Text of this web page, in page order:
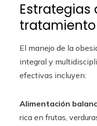
Estrategias
tratamiento
El manejo de la
integral y
efectivas incluyen:
Alimentación
rica en frutas,